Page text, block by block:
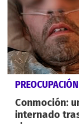
PREOCUPACIÓN
Conmoción:
internado